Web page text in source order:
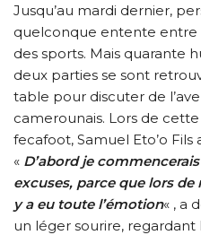
Jusqu’au mardi dernier,
quelconque entente entre
des sports. Mais quarante
deux parties se sont
table pour discuter de
camerounais. Lors de
fecafoot, Samuel Eto’o
« D’abord je
excuses, parce que lors
y a eu toute l’émotion« , a
un léger sourire, regardant